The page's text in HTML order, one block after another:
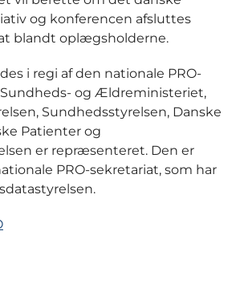
og konferencen afsluttes
blandt oplægsholderne.
i regi af den nationale PRO-
og Ældreministeriet,
Sundhedsstyrelsen, Danske
Patienter og
er repræsenteret. Den er
PRO-sekretariat, som har